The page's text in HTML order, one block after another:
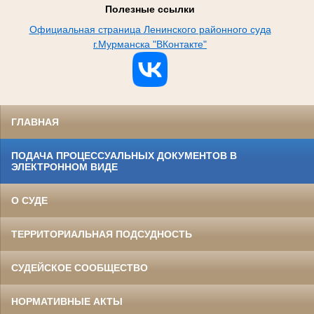
Полезные ссылки
Официальная страница Ленинского районного суда
г.Мурманска "ВКонтакте"
ГЛАВНАЯ
ПОДАЧА ПРОЦЕССУАЛЬНЫХ ДОКУМЕНТОВ В
ЭЛЕКТРОННОМ ВИДЕ
О СУДЕ
ТЕРРИТОРИАЛЬНАЯ ПОДСУДНОСТЬ
СУДЕЙСКОЕ СООБЩЕСТВО
НОРМАТИВНЫЕ АКТЫ